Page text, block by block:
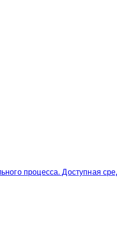
процесса. Доступная